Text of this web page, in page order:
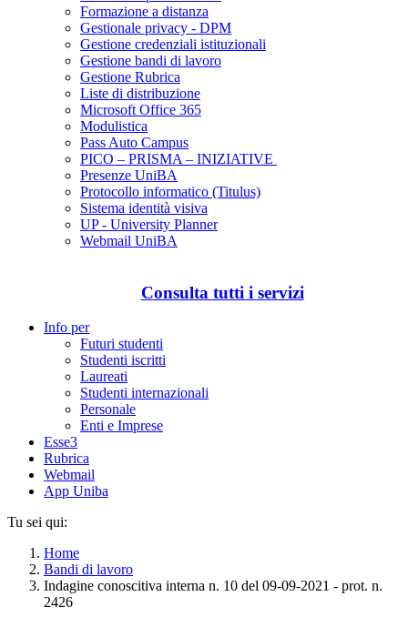
Formazione a distanza
Gestionale privacy - DPM
Gestione credenziali istituzionali
Gestione bandi di lavoro
Gestione Rubrica
Liste di distribuzione
Microsoft Office 365
Modulistica
Pass Auto Campus
PICO – PRISMA – INIZIATIVE
Presenze UniBA
Protocollo informatico (Titulus)
Sistema identità visiva
UP - University Planner
Webmail UniBA
Consulta tutti i servizi
Info per
Futuri studenti
Studenti iscritti
Laureati
Studenti internazionali
Personale
Enti e Imprese
Esse3
Rubrica
Webmail
App Uniba
Tu sei qui:
Home
Bandi di lavoro
Indagine conoscitiva interna n. 10 del 09-09-2021 - prot. n.
2426